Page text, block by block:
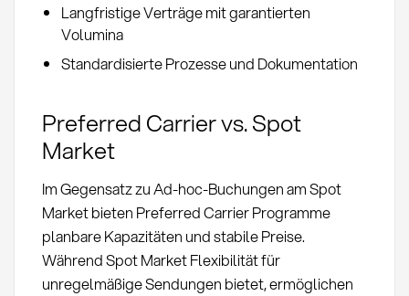
Langfristige Verträge mit garantierten
Volumina
Standardisierte Prozesse und Dokumentation
Preferred Carrier vs. Spot
Market
Im Gegensatz zu Ad-hoc-Buchungen am Spot
Market bieten Preferred Carrier Programme
planbare Kapazitäten und stabile Preise.
Während Spot Market Flexibilität für
unregelmäßige Sendungen bietet, ermöglichen